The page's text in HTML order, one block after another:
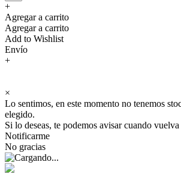
+
Agregar a carrito
Agregar a carrito
Add to Wishlist
Envío
+
×
Lo sentimos, en este momento no tenemos
elegido.
Si lo deseas, te podemos avisar cuando
Notificarme
No gracias